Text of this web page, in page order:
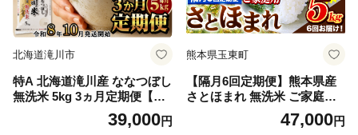
北海道滝川市
特A 北海道滝川産 ななつぼし
無洗米 5kg 3ヵ月定期便【R8
年産】お米マイスター 新米
単一米 産地限定米 ブランド
39,000円
熊本県玉東町
【隔月6回定期便】熊本県産
さとほまれ 無洗米 ご家庭用
定期便 5kg 《お申込み翌月か
ら出荷》 熊本県 玉名郡 玉東
47,000円